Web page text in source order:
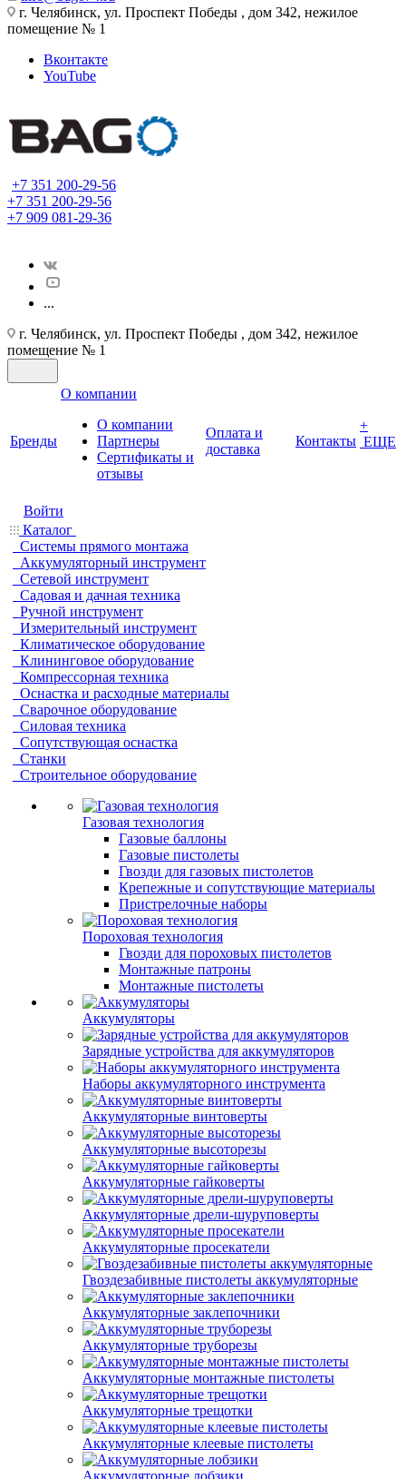
г. Челябинск, ул. Проспект Победы , дом 342, нежилое
помещение № 1
Вконтакте
YouTube
+7 351 200-29-56
+7 351 200-29-56
+7 909 081-29-36
...
г. Челябинск, ул. Проспект Победы , дом 342, нежилое
помещение № 1
Бренды
О компании
О компании
Партнеры
Cертификаты и
отзывы
Оплата и
доставка
Контакты
+
ЕЩЕ
Войти
Каталог
Системы прямого монтажа
Аккумуляторный инструмент
Сетевой инструмент
Садовая и дачная техника
Ручной инструмент
Измерительный инструмент
Климатическое оборудование
Клининговое оборудование
Компрессорная техника
Оснастка и расходные материалы
Сварочное оборудование
Силовая техника
Сопутствующая оснастка
Станки
Строительное оборудование
Газовая технология
Газовые баллоны
Газовые пистолеты
Гвозди для газовых пистолетов
Крепежные и сопутствующие материалы
Пристрелочные наборы
Пороховая технология
Гвозди для пороховых пистолетов
Монтажные патроны
Монтажные пистолеты
Аккумуляторы
Зарядные устройства для аккумуляторов
Наборы аккумуляторного инструмента
Аккумуляторные винтоверты
Аккумуляторные высоторезы
Аккумуляторные гайковерты
Аккумуляторные дрели-шуруповерты
Аккумуляторные просекатели
Гвоздезабивные пистолеты аккумуляторные
Аккумуляторные заклепочники
Аккумуляторные труборезы
Аккумуляторные монтажные пистолеты
Аккумуляторные трещотки
Аккумуляторные клеевые пистолеты
Аккумуляторные лобзики